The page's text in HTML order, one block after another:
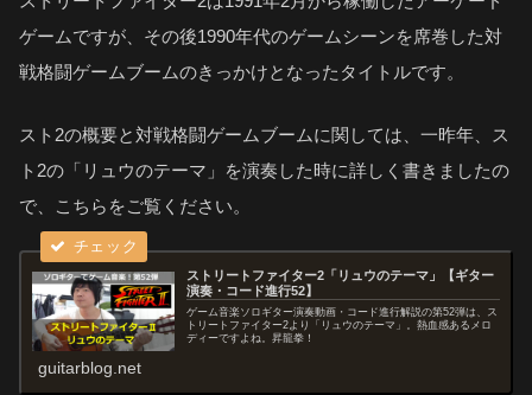
ゲームですが、その後1990年代のゲームシーンを席巻した対
戦格闘ゲームブームのきっかけとなったタイトルです。
スト2の概要と対戦格闘ゲームブームに関しては、一昨年、ス
ト2の「リュウのテーマ」を演奏した時に詳しく書きましたの
で、こちらをご覧ください。
ストリートファイター2「リュウのテーマ」【ギター
演奏・コード進行52】
ゲーム音楽ソロギター演奏動画・コード進行解説の第52弾は、ス
トリートファイター2より「リュウのテーマ」。熱血感あるメロ
ディーですよね。昇龍拳！
guitarblog.net